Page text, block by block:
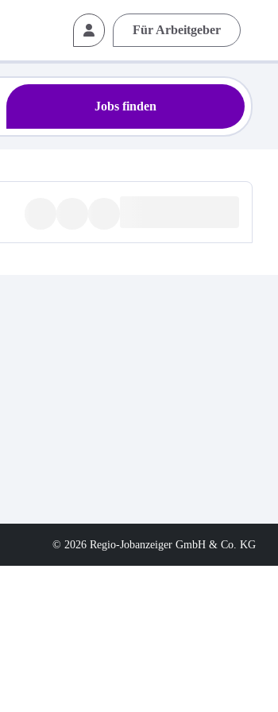
Für Arbeitgeber
Jobs finden
© 2026 Regio-Jobanzeiger GmbH & Co. KG